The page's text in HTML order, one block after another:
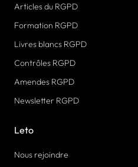
Articles du RGPD
Formation RGPD
Livres blancs RGPD
Contrôles RGPD
Amendes RGPD
Newsletter RGPD
Leto
Nous rejoindre